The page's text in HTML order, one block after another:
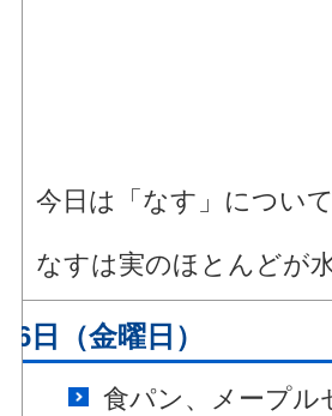
今日は「なす」について
なすは実のほとんどが
6日（金曜日）
食パン、メープル